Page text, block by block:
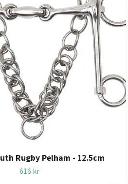
Rugby Pelham - 12.5cm
616 kr